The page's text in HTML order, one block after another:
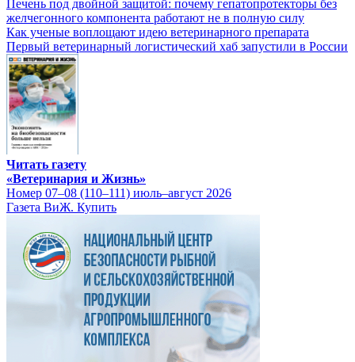
Печень под двойной защитой: почему гепатопротекторы без
желчегонного компонента работают не в полную силу
Как ученые воплощают идею ветеринарного препарата
Первый ветеринарный логистический хаб запустили в России
Читать газету
«Ветеринария и Жизнь»
Номер 07–08 (110–111) июль–август 2026
Газета ВиЖ. Купить